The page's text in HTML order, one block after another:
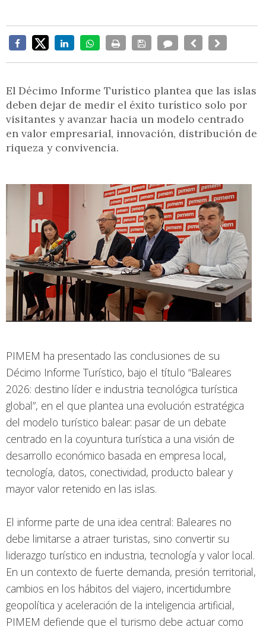
El Décimo Informe Turístico plantea que las islas
deben dejar de medir el éxito turístico solo por
visitantes y avanzar hacia un modelo centrado
en valor empresarial, innovación, distribución de
riqueza y convivencia.
PIMEM ha presentado las conclusiones de su
Décimo Informe Turístico, bajo el título “Baleares
2026: destino líder e industria tecnológica turística
global”, en el que plantea una evolución estratégica
del modelo turístico balear: pasar de un debate
centrado en la coyuntura turística a una visión de
desarrollo económico basada en empresa local,
tecnología, datos, conectividad, producto balear y
mayor valor retenido en las islas.
El informe parte de una idea central: Baleares no
debe limitarse a atraer turistas, sino convertir su
liderazgo turístico en industria, tecnología y valor local.
En un contexto de fuerte demanda, presión territorial,
cambios en los hábitos del viajero, incertidumbre
geopolítica y aceleración de la inteligencia artificial,
PIMEM defiende que el turismo debe actuar como